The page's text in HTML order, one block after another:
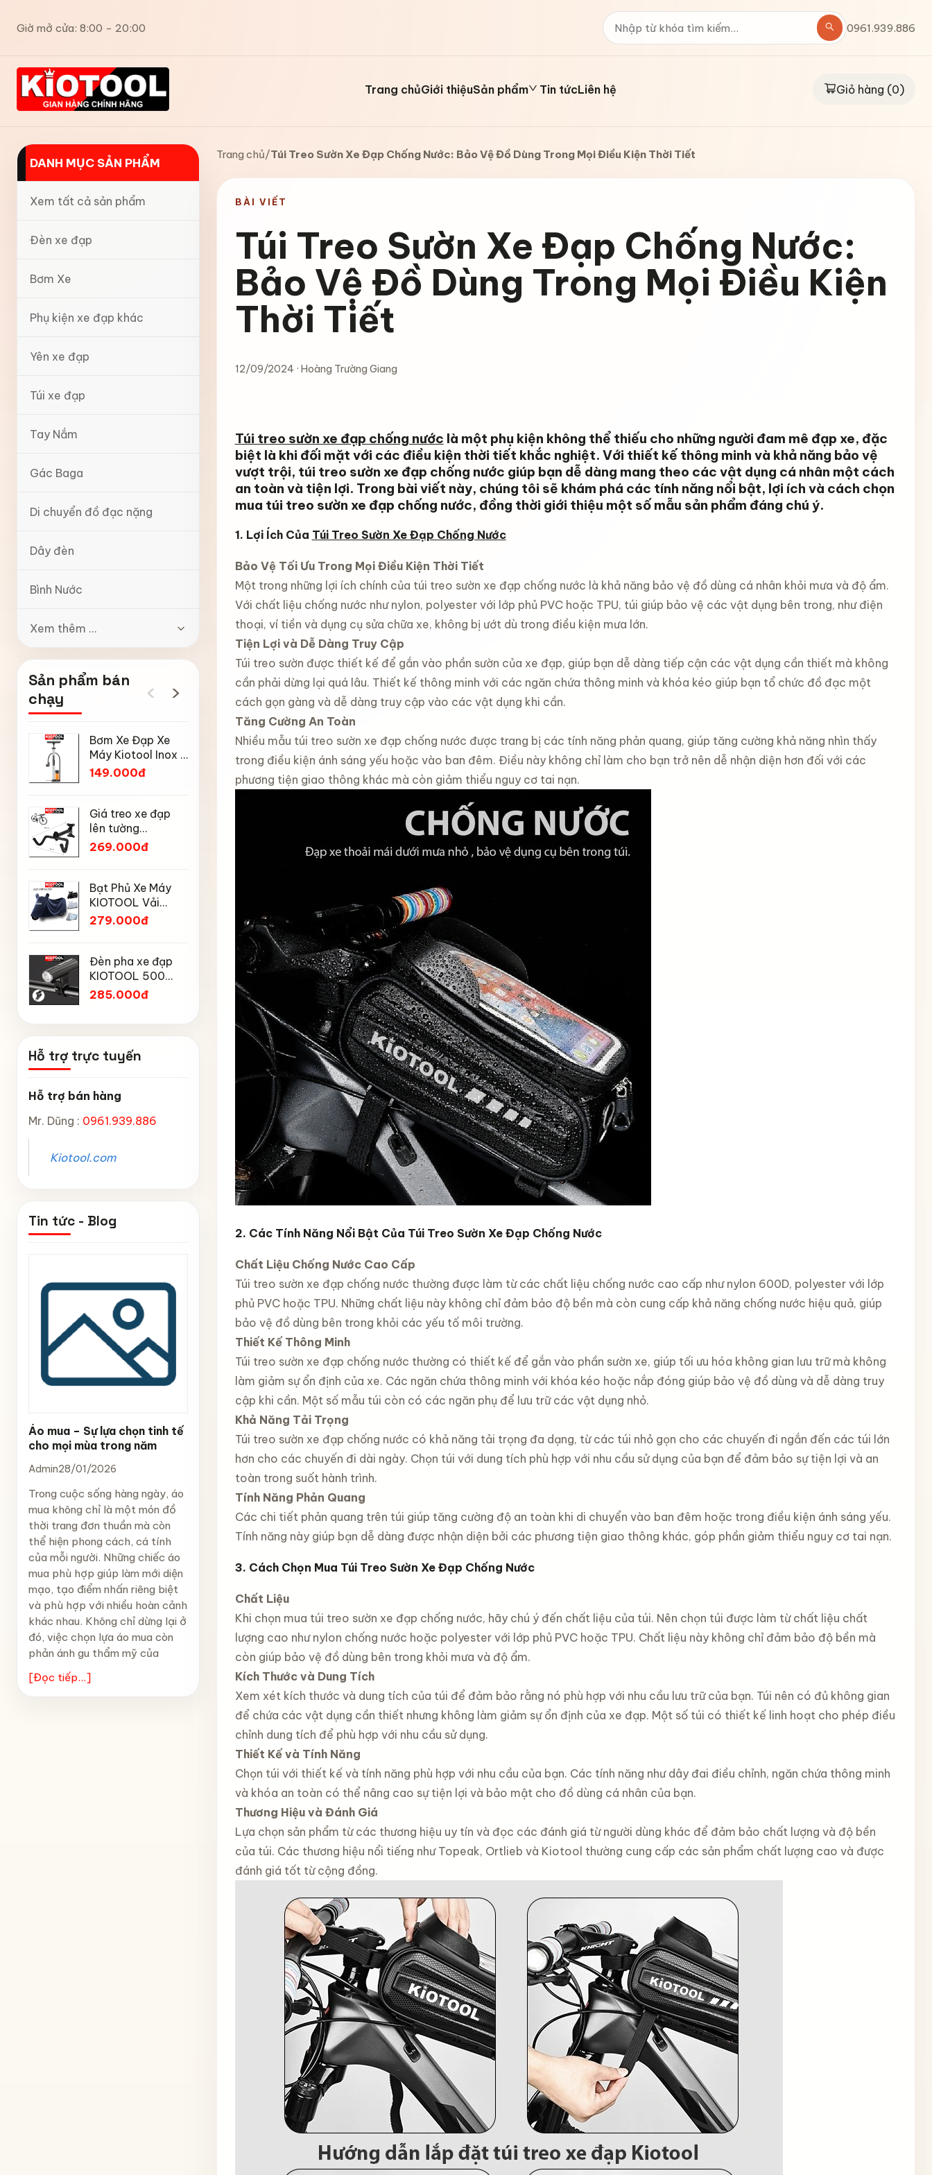
Giờ mở cửa: 8:00 - 20:00 0961.939.886
Trang chủGiới thiệuSản phẩm Tin tứcLiên hệ Giỏ hàng (0)
DANH MỤC SẢN PHẨM
Xem tất cả sản phẩm
Đèn xe đạp
Bơm Xe
Phụ kiện xe đạp khác
Yên xe đạp
Túi xe đạp
Tay Nắm
Gác Baga
Di chuyển đồ đạc nặng
Dây đèn
Bình Nước
Xem thêm ...
Sản phẩm bán
chạy
‹ ›
Bơm Xe Đạp Xe
Máy Kiotool Inox –
Đầu Bơm Thông
160 PSI
149.000đ
Giá treo xe đạp
lên tường
KIOTOOL gập gọn
hiểm
269.000đ
Bạt Phủ Xe Máy
KIOTOOL Vải
Oxford Cao Cấp –
Chống Bụi, Chống
Tia UV, Có Phản
Quang & Lỗ Khóa
Chống Bay
279.000đ
Đèn pha xe đạp
KIOTOOL 500
Lumen chống
285.000đ
Ô gấp gọn tự
động Kiotool 12
nan kép, ô dù che
mưa nắng mini
169.000đ
thoáng khí an
Kiotool dành cho
xe đạp thể thao
Mtp địa hình leo
núi
85.000đ
Chân chống xe
đạp trẻ em
Kiotool đủ size 12
inch -14 inch -16
inch -18 inch -20
inch chắc chắn
Hỗ trợ trực tuyến
Hỗ trợ bán hàng
Mr. Dũng : 0961.939.886
Kiotool.com
Tin tức - Blog
Áo mua – Sự lựa chọn tinh tế
cho mọi mùa trong năm
Admin28/01/2026
Trong cuộc sống hàng ngày, áo
mua không chỉ là một món đồ
thời trang đơn thuần mà còn
thể hiện phong cách, cá tính
của mỗi người. Những chiếc áo
mua phù hợp giúp làm mới diện
mạo, tạo điểm nhấn riêng biệt
và phù hợp với nhiều hoàn cảnh
khác nhau. Không chỉ dừng lại ở
đó, việc chọn lựa áo mua còn
phản ánh gu thẩm mỹ của
[Đọc tiếp...]
Trang chủ/Túi Treo Sườn Xe Đạp Chống Nước: Bảo Vệ Đồ Dùng Trong Mọi Điều Kiện Thời Tiết
BÀI VIẾT
Túi Treo Sườn Xe Đạp Chống Nước:
Bảo Vệ Đồ Dùng Trong Mọi Điều Kiện
Thời Tiết
12/09/2024 · Hoàng Trường Giang
Túi treo sườn xe đạp chống nước là một phụ kiện không thể thiếu cho những người đam mê đạp xe, đặc
biệt là khi đối mặt với các điều kiện thời tiết khắc nghiệt. Với thiết kế thông minh và khả năng bảo vệ
vượt trội, túi treo sườn xe đạp chống nước giúp bạn dễ dàng mang theo các vật dụng cá nhân một cách
an toàn và tiện lợi. Trong bài viết này, chúng tôi sẽ khám phá các tính năng nổi bật, lợi ích và cách chọn
mua túi treo sườn xe đạp chống nước, đồng thời giới thiệu một số mẫu sản phẩm đáng chú ý.
1. Lợi Ích Của Túi Treo Sườn Xe Đạp Chống Nước
Bảo Vệ Tối Ưu Trong Mọi Điều Kiện Thời Tiết
Một trong những lợi ích chính của túi treo sườn xe đạp chống nước là khả năng bảo vệ đồ dùng cá nhân khỏi mưa và độ ẩm.
Với chất liệu chống nước như nylon, polyester với lớp phủ PVC hoặc TPU, túi giúp bảo vệ các vật dụng bên trong, như điện
thoại, ví tiền và dụng cụ sửa chữa xe, không bị ướt dù trong điều kiện mưa lớn.
Tiện Lợi và Dễ Dàng Truy Cập
Túi treo sườn được thiết kế để gắn vào phần sườn của xe đạp, giúp bạn dễ dàng tiếp cận các vật dụng cần thiết mà không
cần phải dừng lại quá lâu. Thiết kế thông minh với các ngăn chứa thông minh và khóa kéo giúp bạn tổ chức đồ đạc một
cách gọn gàng và dễ dàng truy cập vào các vật dụng khi cần.
Tăng Cường An Toàn
Nhiều mẫu túi treo sườn xe đạp chống nước được trang bị các tính năng phản quang, giúp tăng cường khả năng nhìn thấy
trong điều kiện ánh sáng yếu hoặc vào ban đêm. Điều này không chỉ làm cho bạn trở nên dễ nhận diện hơn đối với các
phương tiện giao thông khác mà còn giảm thiểu nguy cơ tai nạn.
2. Các Tính Năng Nổi Bật Của Túi Treo Sườn Xe Đạp Chống Nước
Chất Liệu Chống Nước Cao Cấp
Túi treo sườn xe đạp chống nước thường được làm từ các chất liệu chống nước cao cấp như nylon 600D, polyester với lớp
phủ PVC hoặc TPU. Những chất liệu này không chỉ đảm bảo độ bền mà còn cung cấp khả năng chống nước hiệu quả, giúp
bảo vệ đồ dùng bên trong khỏi các yếu tố môi trường.
Thiết Kế Thông Minh
Túi treo sườn xe đạp chống nước thường có thiết kế để gắn vào phần sườn xe, giúp tối ưu hóa không gian lưu trữ mà không
làm giảm sự ổn định của xe. Các ngăn chứa thông minh với khóa kéo hoặc nắp đóng giúp bảo vệ đồ dùng và dễ dàng truy
cập khi cần. Một số mẫu túi còn có các ngăn phụ để lưu trữ các vật dụng nhỏ.
Khả Năng Tải Trọng
Túi treo sườn xe đạp chống nước có khả năng tải trọng đa dạng, từ các túi nhỏ gọn cho các chuyến đi ngắn đến các túi lớn
hơn cho các chuyến đi dài ngày. Chọn túi với dung tích phù hợp với nhu cầu sử dụng của bạn để đảm bảo sự tiện lợi và an
toàn trong suốt hành trình.
Tính Năng Phản Quang
Các chi tiết phản quang trên túi giúp tăng cường độ an toàn khi di chuyển vào ban đêm hoặc trong điều kiện ánh sáng yếu.
Tính năng này giúp bạn dễ dàng được nhận diện bởi các phương tiện giao thông khác, góp phần giảm thiểu nguy cơ tai nạn.
3. Cách Chọn Mua Túi Treo Sườn Xe Đạp Chống Nước
Chất Liệu
Khi chọn mua túi treo sườn xe đạp chống nước, hãy chú ý đến chất liệu của túi. Nên chọn túi được làm từ chất liệu chất
lượng cao như nylon chống nước hoặc polyester với lớp phủ PVC hoặc TPU. Chất liệu này không chỉ đảm bảo độ bền mà
còn giúp bảo vệ đồ dùng bên trong khỏi mưa và độ ẩm.
Kích Thước và Dung Tích
Xem xét kích thước và dung tích của túi để đảm bảo rằng nó phù hợp với nhu cầu lưu trữ của bạn. Túi nên có đủ không gian
để chứa các vật dụng cần thiết nhưng không làm giảm sự ổn định của xe đạp. Một số túi có thiết kế linh hoạt cho phép điều
chỉnh dung tích để phù hợp với nhu cầu sử dụng.
Thiết Kế và Tính Năng
Chọn túi với thiết kế và tính năng phù hợp với nhu cầu của bạn. Các tính năng như dây đai điều chỉnh, ngăn chứa thông minh
và khóa an toàn có thể nâng cao sự tiện lợi và bảo mật cho đồ dùng cá nhân của bạn.
Thương Hiệu và Đánh Giá
Lựa chọn sản phẩm từ các thương hiệu uy tín và đọc các đánh giá từ người dùng khác để đảm bảo chất lượng và độ bền
của túi. Các thương hiệu nổi tiếng như Topeak, Ortlieb và Kiotool thường cung cấp các sản phẩm chất lượng cao và được
đánh giá tốt từ cộng đồng.